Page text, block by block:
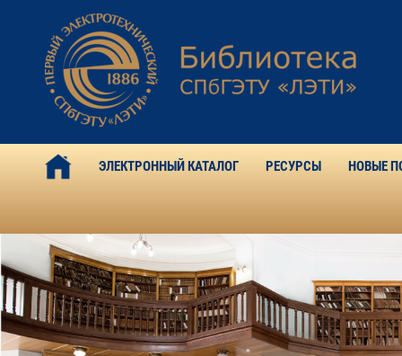
ЭЛЕКТРОННЫЙ КАТАЛОГ РЕСУРСЫ НОВЫЕ